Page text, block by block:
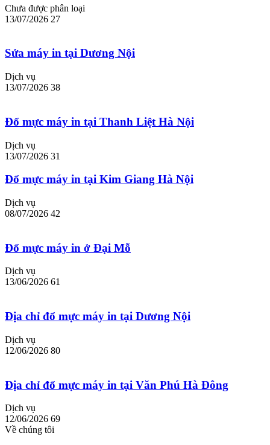
Chưa được phân loại
13/07/2026 27
Sửa máy in tại Dương Nội
Dịch vụ
13/07/2026 38
Đổ mực máy in tại Thanh Liệt Hà Nội
Dịch vụ
13/07/2026 31
Đổ mực máy in tại Kim Giang Hà Nội
Dịch vụ
08/07/2026 42
Đổ mực máy in ở Đại Mỗ
Dịch vụ
13/06/2026 61
Địa chỉ đổ mực máy in tại Dương Nội
Dịch vụ
12/06/2026 80
Địa chỉ đổ mực máy in tại Văn Phú Hà Đông
Dịch vụ
12/06/2026 69
Về chúng tôi